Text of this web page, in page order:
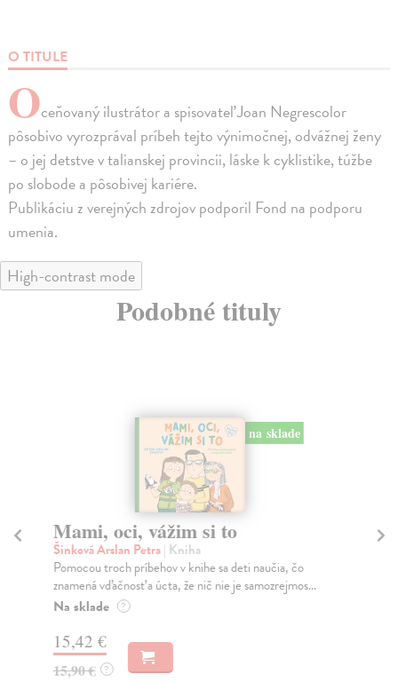
O TITULE
Oceňovaný ilustrátor a spisovateľ Joan Negrescolor
pôsobivo vyrozprával príbeh tejto výnimočnej, odvážnej ženy
– o jej detstve v talianskej provincii, láske k cyklistike, túžbe
po slobode a pôsobivej kariére.
Publikáciu z verejných zdrojov podporil Fond na podporu
umenia.
High-contrast mode
Podobné tituly
na sklade
Mami, oci, vážim si to
Šinková Arslan Petra| Kniha
Pomocou troch príbehov v knihe sa deti naučia, čo
znamená vďačnosť a úcta, že nič nie je samozrejmos...
Na sklade ?
15,42 €
15,90 € ?